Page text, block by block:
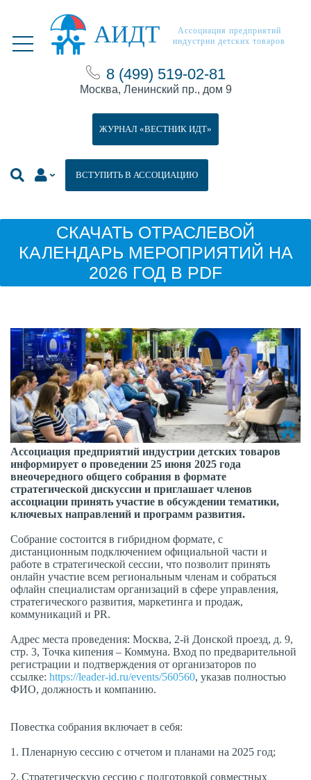
АИДТ
Ассоциация предприятий
индустрии детских товаров
8 (499) 519-02-81
Москва, Ленинский пр., дом 9
ВСТУПИТЬ В АССОЦИАЦИЮ
ЖУРНАЛ «ВЕСТНИК ИДТ»
СКАЧАТЬ ОТРАСЛЕВОЙ
КАЛЕНДАРЬ МЕРОПРИЯТИЙ НА
2026 ГОД В PDF
Ассоциация предприятий индустрии детских товаров
информирует о проведении 25 июня 2025 года
внеочередного общего собрания в формате
стратегической дискуссии и приглашает членов
ассоциации принять участие в обсуждении тематики,
ключевых направлений и программ развития.
Собрание состоится в гибридном формате, с
дистанционным подключением официальной части и
работе в стратегической сессии, что позволит принять
онлайн участие всем региональным членам и собраться
офлайн специалистам организаций в сфере управления,
стратегического развития, маркетинга и продаж,
коммуникаций и PR.
Адрес места проведения: Москва, 2-й Донской проезд, д. 9,
стр. 3, Точка кипения – Коммуна. Вход по предварительной
регистрации и подтверждения от организаторов по
ссылке: https://leader-id.ru/events/560560, указав полностью
ФИО, должность и компанию.
Повестка собрания включает в себя:
1. Пленарную сессию с отчетом и планами на 2025 год;
2. Стратегическую сессию с подготовкой совместных